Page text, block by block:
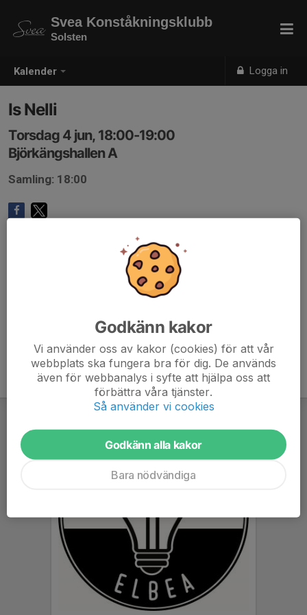
Kalender Logga in
Svea Konståkningsklubb
Solsten
Is Nelli
Torsdag 4 jun, 18:00-19:00
Björkängshallen A
Samling: 18:00
Godkänn kakor
Vi använder oss av kakor (cookies) för att vår
webbplats ska fungera bra för dig. De används
även för webbanalys i syfte att hjälpa oss att
förbättra våra tjänster.
Så använder vi cookies
Godkänn alla kakor
Bara nödvändiga